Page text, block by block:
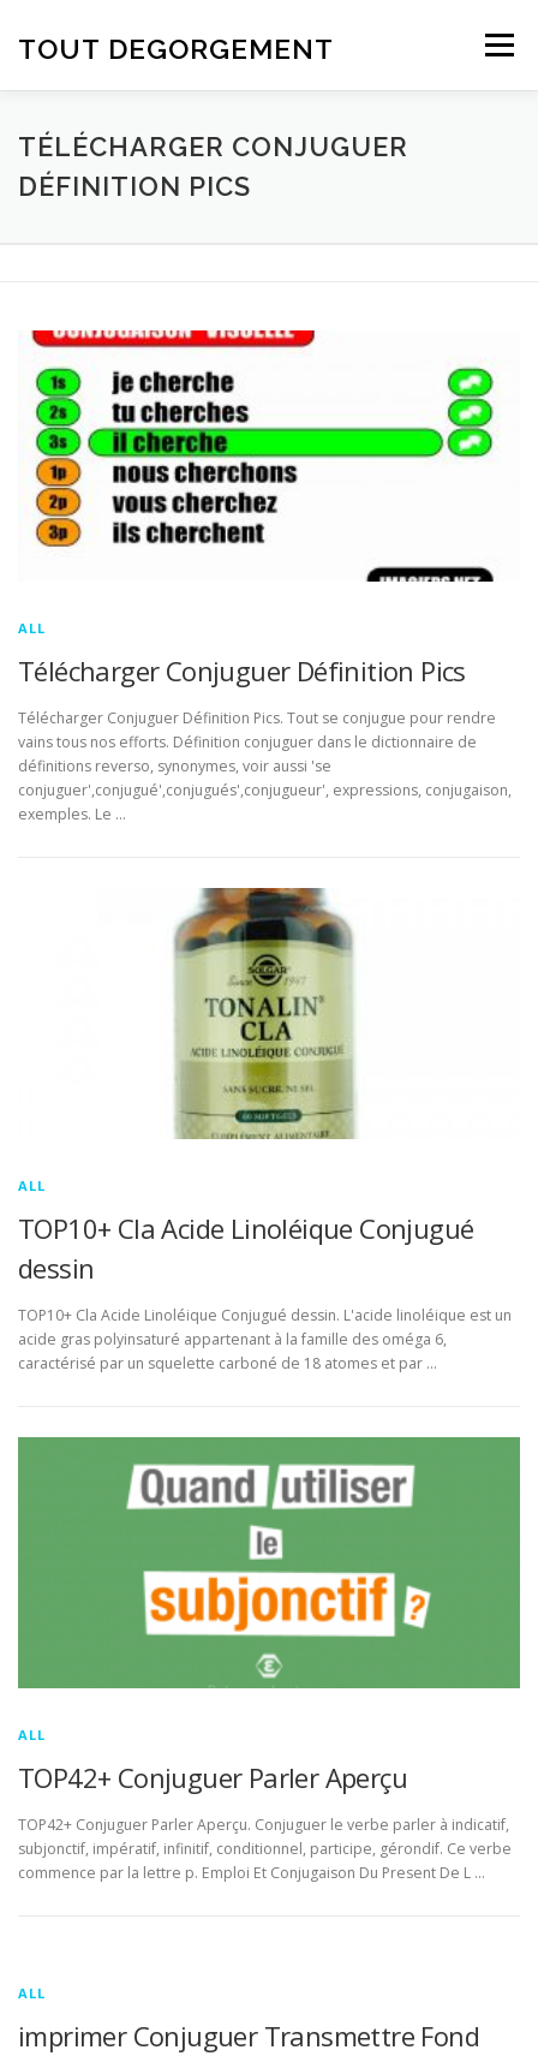
TOUT DEGORGEMENT Menu
TÉLÉCHARGER CONJUGUER
DÉFINITION PICS
ALL
Télécharger Conjuguer Définition Pics
Télécharger Conjuguer Définition Pics. Tout se conjugue pour rendre
vains tous nos efforts. Définition conjuguer dans le dictionnaire de
définitions reverso, synonymes, voir aussi 'se
conjuguer',conjugué',conjugués',conjugueur', expressions, conjugaison,
exemples. Le …
ALL
TOP10+ Cla Acide Linoléique Conjugué
dessin
TOP10+ Cla Acide Linoléique Conjugué dessin. L'acide linoléique est un
acide gras polyinsaturé appartenant à la famille des oméga 6,
caractérisé par un squelette carboné de 18 atomes et par …
ALL
TOP42+ Conjuguer Parler Aperçu
TOP42+ Conjuguer Parler Aperçu. Conjuguer le verbe parler à indicatif,
subjonctif, impératif, infinitif, conditionnel, participe, gérondif. Ce verbe
commence par la lettre p. Emploi Et Conjugaison Du Present De L …
ALL
imprimer Conjuguer Transmettre Fond